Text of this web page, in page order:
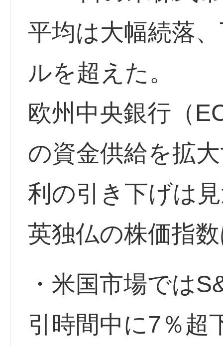
平均は大幅続落
ルを超えた。
欧州中央銀行（
の資金供給を拡
利の引き下げは
英独仏の株価指
・米国市場では
引時間中に7％超